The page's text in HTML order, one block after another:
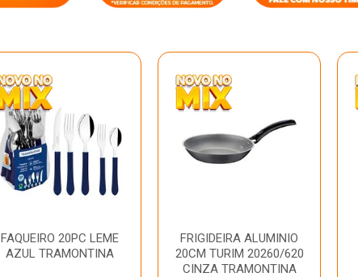
FAQUEIRO 20PC LEME
AZUL TRAMONTINA
FRIGIDEIRA ALUMINIO
20CM TURIM 20260/620
CINZA TRAMONTINA